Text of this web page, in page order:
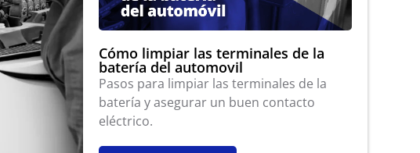
Cómo limpiar las terminales de la
batería del automovil
Pasos para limpiar las terminales de la
batería y asegurar un buen contacto
eléctrico.